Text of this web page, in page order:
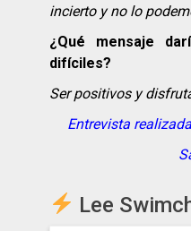
incierto y no lo
¿Qué mensaje
difíciles?
Ser positivos y
Entrevista
Lee